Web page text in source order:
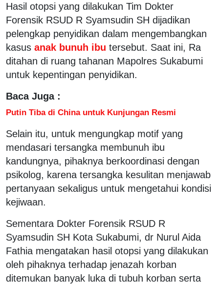
Hasil otopsi yang dilakukan Tim Dokter
Forensik RSUD R Syamsudin SH dijadikan
pelengkap penyidikan dalam mengembangkan
kasus anak bunuh ibu tersebut. Saat ini, Ra
ditahan di ruang tahanan Mapolres Sukabumi
untuk kepentingan penyidikan.
Baca Juga :
Putin Tiba di China untuk Kunjungan Resmi
Selain itu, untuk mengungkap motif yang
mendasari tersangka membunuh ibu
kandungnya, pihaknya berkoordinasi dengan
psikolog, karena tersangka kesulitan menjawab
pertanyaan sekaligus untuk mengetahui kondisi
kejiwaan.
Sementara Dokter Forensik RSUD R
Syamsudin SH Kota Sukabumi, dr Nurul Aida
Fathia mengatakan hasil otopsi yang dilakukan
oleh pihaknya terhadap jenazah korban
ditemukan banyak luka di tubuh korban serta